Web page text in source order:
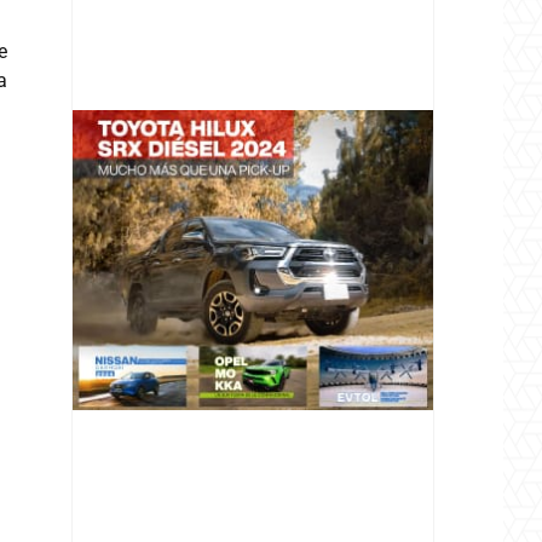
Follow
@v12_magazine